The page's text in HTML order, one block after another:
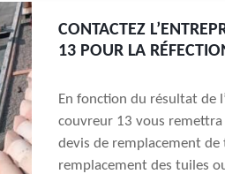
CONTACTEZ
13 POUR LA
En fonction du résultat de
couvreur 13 vous
devis de remplacement
remplacement des tuiles